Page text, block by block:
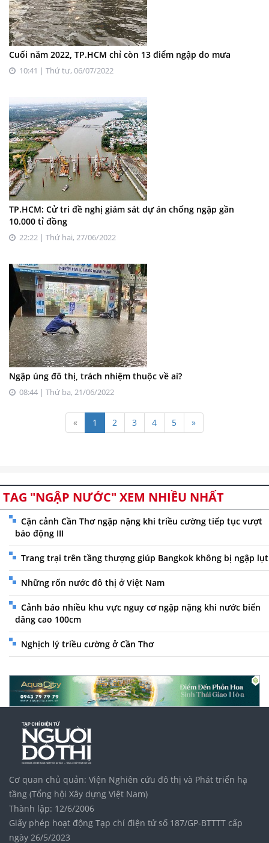
Cuối năm 2022, TP.HCM chỉ còn 13 điểm ngập do mưa
10:41 | Thứ tư, 06/07/2022
TP.HCM: Cử tri đề nghị giám sát dự án chống ngập gần
10.000 tỉ đồng
22:22 | Thứ hai, 27/06/2022
Ngập úng đô thị, trách nhiệm thuộc về ai?
08:44 | Thứ ba, 21/06/2022
« 1 2 3 4 5 »
TAG "NGẬP NƯỚC" XEM NHIỀU NHẤT
Cận cảnh Cần Thơ ngập nặng khi triều cường tiếp tục vượt
báo động III
Trang trại trên tầng thượng giúp Bangkok không bị ngập lụt
Những rốn nước đô thị ở Việt Nam
Cảnh báo nhiều khu vực nguy cơ ngập nặng khi nước biển
dâng cao 100cm
Nghịch lý triều cường ở Cần Thơ
Cơ quan chủ quản: Viện Nghiên cứu đô thị và Phát triển hạ
tầng (Tổng hội Xây dựng Việt Nam)
Thành lập: 12/6/2006
Giấy phép hoạt động Tạp chí điện tử số 187/GP-BTTTT cấp
ngày 26/5/2023